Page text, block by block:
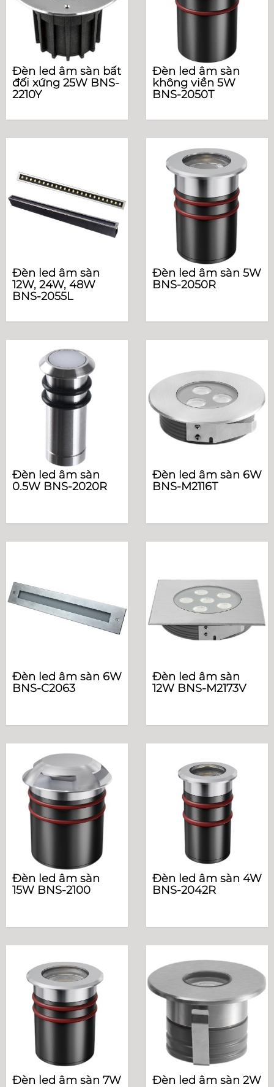
Đèn led âm sàn bất
đối xứng 25W BNS-
2210Y
Đèn led âm sàn
không viền 5W
BNS-2050T
Đèn led âm sàn
12W, 24W, 48W
BNS-2055L
Đèn led âm sàn 5W
BNS-2050R
Đèn led âm sàn
0.5W BNS-2020R
Đèn led âm sàn 6W
BNS-M2116T
Đèn led âm sàn 6W
BNS-C2063
Đèn led âm sàn
12W BNS-M2173V
Đèn led âm sàn
15W BNS-2100
Đèn led âm sàn 4W
BNS-2042R
Đèn led âm sàn 7W
Đèn led âm sàn 2W